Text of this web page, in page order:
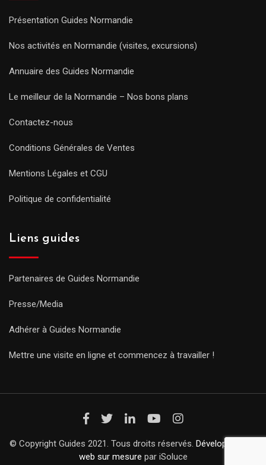
Présentation Guides Normandie
Nos activités en Normandie (visites, excursions)
Annuaire des Guides Normandie
Le meilleur de la Normandie – Nos bons plans
Contactez-nous
Conditions Générales de Ventes
Mentions Légales et CGU
Politique de confidentialité
Liens guides
Partenaires de Guides Normandie
Presse/Media
Adhérer à Guides Normandie
Mettre une visite en ligne et commencez à travailler !
© Copyright Guides 2021. Tous droits réservés. Développement
web sur mesure par iSoluce